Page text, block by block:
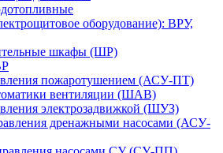
оборудование): ВРУ,
шкафы (ШР)
пожаротушением (АСУ-ПТ)
вентиляции (ШАВ)
электрозадвижкой (ШУЗ)
дренажными насосами (АСУ-